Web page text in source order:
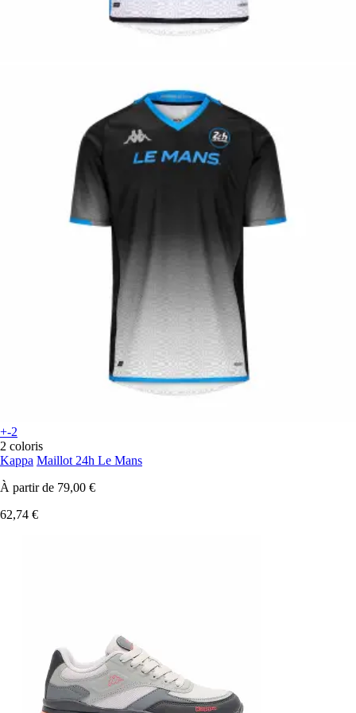
+-2
2 coloris
Kappa Maillot 24h Le Mans
À partir de 79,00 €
62,74 €